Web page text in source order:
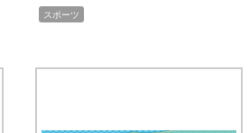
スポーツ